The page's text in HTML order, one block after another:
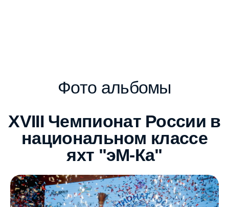
XVIII Чемпионат России в